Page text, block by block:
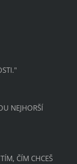
NEJHORŠÍ
ČÍM CHCEŠ